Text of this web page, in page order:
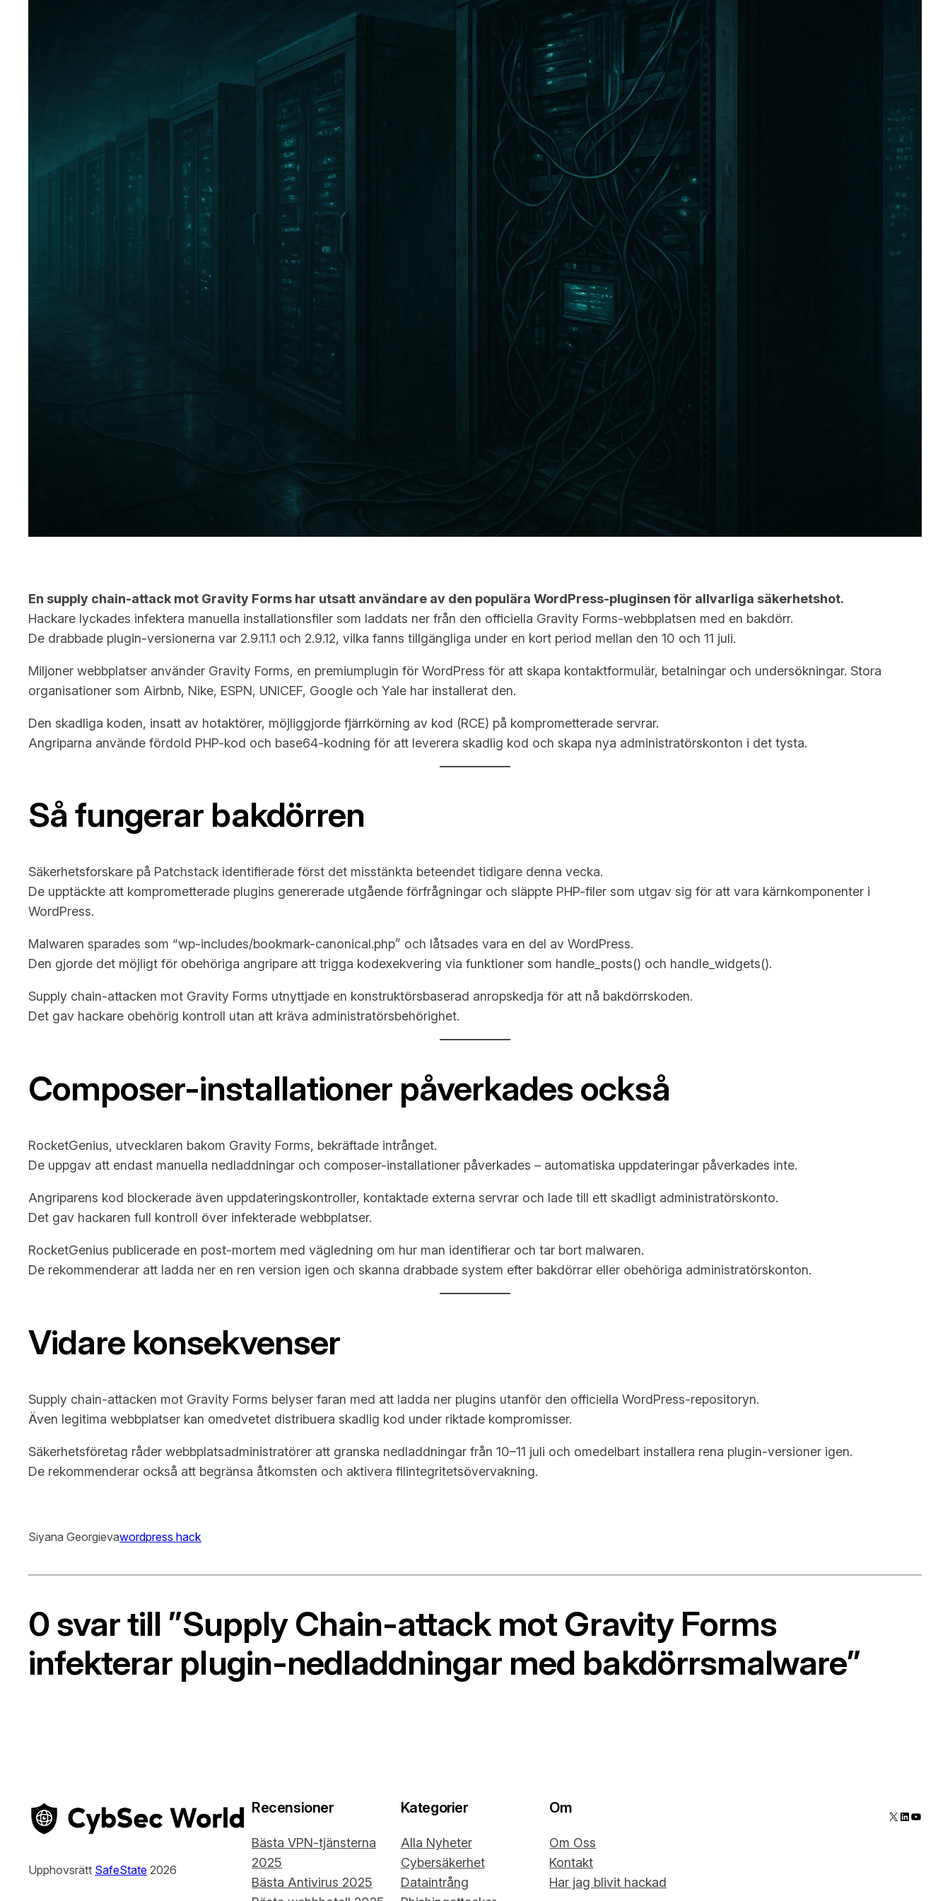
En supply chain-attack mot Gravity Forms har utsatt användare av den populära WordPress-pluginsen för allvarliga säkerhetshot.
Hackare lyckades infektera manuella installationsfiler som laddats ner från den officiella Gravity Forms-webbplatsen med en bakdörr.
De drabbade plugin-versionerna var 2.9.11.1 och 2.9.12, vilka fanns tillgängliga under en kort period mellan den 10 och 11 juli.
Miljoner webbplatser använder Gravity Forms, en premiumplugin för WordPress för att skapa kontaktformulär, betalningar och undersökningar. Stora
organisationer som Airbnb, Nike, ESPN, UNICEF, Google och Yale har installerat den.
Den skadliga koden, insatt av hotaktörer, möjliggjorde fjärrkörning av kod (RCE) på komprometterade servrar.
Angriparna använde fördold PHP-kod och base64-kodning för att leverera skadlig kod och skapa nya administratörskonton i det tysta.
Så fungerar bakdörren
Säkerhetsforskare på Patchstack identifierade först det misstänkta beteendet tidigare denna vecka.
De upptäckte att komprometterade plugins genererade utgående förfrågningar och släppte PHP-filer som utgav sig för att vara kärnkomponenter i
WordPress.
Malwaren sparades som “wp-includes/bookmark-canonical.php” och låtsades vara en del av WordPress.
Den gjorde det möjligt för obehöriga angripare att trigga kodexekvering via funktioner som handle_posts() och handle_widgets().
Supply chain-attacken mot Gravity Forms utnyttjade en konstruktörsbaserad anropskedja för att nå bakdörrskoden.
Det gav hackare obehörig kontroll utan att kräva administratörsbehörighet.
Composer-installationer påverkades också
RocketGenius, utvecklaren bakom Gravity Forms, bekräftade intrånget.
De uppgav att endast manuella nedladdningar och composer-installationer påverkades – automatiska uppdateringar påverkades inte.
Angriparens kod blockerade även uppdateringskontroller, kontaktade externa servrar och lade till ett skadligt administratörskonto.
Det gav hackaren full kontroll över infekterade webbplatser.
RocketGenius publicerade en post-mortem med vägledning om hur man identifierar och tar bort malwaren.
De rekommenderar att ladda ner en ren version igen och skanna drabbade system efter bakdörrar eller obehöriga administratörskonton.
Vidare konsekvenser
Supply chain-attacken mot Gravity Forms belyser faran med att ladda ner plugins utanför den officiella WordPress-repositoryn.
Även legitima webbplatser kan omedvetet distribuera skadlig kod under riktade kompromisser.
Säkerhetsföretag råder webbplatsadministratörer att granska nedladdningar från 10–11 juli och omedelbart installera rena plugin-versioner igen.
De rekommenderar också att begränsa åtkomsten och aktivera filintegritetsövervakning.
Siyana Georgievawordpress hack
0 svar till ”Supply Chain-attack mot Gravity Forms
infekterar plugin-nedladdningar med bakdörrsmalware”
Upphovsrätt SafeState 2026
Recensioner
Bästa VPN-tjänsterna
2025
Bästa Antivirus 2025
Kategorier
Alla Nyheter
Cybersäkerhet
Dataintrång
Om
Om Oss
Kontakt
Har jag blivit hackad
X LinkedIn YouTube